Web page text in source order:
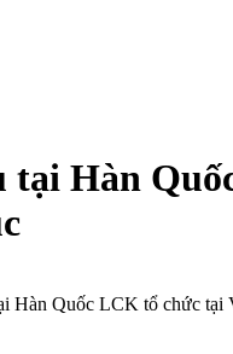
Hàn
Quốc LCK tổ chức